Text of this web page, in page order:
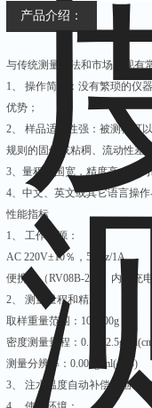
产品介绍：
与传统测量方法和市场上现有
1、 操作简单：没有繁琐的仪
优势；
2、 样品适应性强：被测物可
规则的固体或粘稠、流动性差
3、量程范围宽，精度高，人为
4、中文、英文或其它语言操
性能指标
1、 工作电源：
AC 220V±10％，50Hz/1A
便携式（RV08B-2型）内置充
2、 测量量程和精度：
取样重量范围：10~600g
密度测量量程：0.1~22.5g/
测量分辨率：0.001g/ml(cm3)
3、 注水温度自动补偿范围：